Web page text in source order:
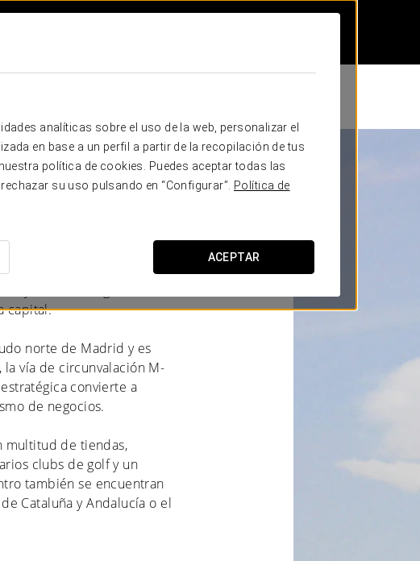
analíticas sobre el uso de la web, personalizar el
en base a un perfil a partir de la recopilación de tus
política de cookies. Puedes aceptar todas las
su uso pulsando en “Configurar”.
Política de
ACEPTAR
de Madrid centro,
capital.
norte de Madrid y es
vía de circunvalación M-
convierte a
de negocios.
multitud de tiendas,
clubs de golf y un
también se encuentran
Cataluña y Andalucía o el